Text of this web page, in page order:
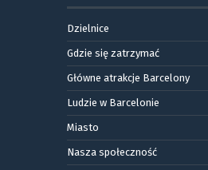
Dzielnice
Gdzie się zatrzymać
Główne atrakcje Barcelony
Ludzie w Barcelonie
Miasto
Nasza społeczność